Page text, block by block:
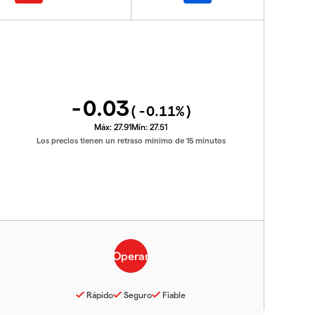
-0.03( -0.11%)
Máx: 27.91Mín: 27.51
Los precios tienen un retraso mínimo de 15 minutos
Rápido Seguro Fiable